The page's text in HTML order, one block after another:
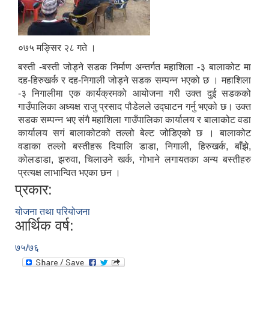
०७५ मङ्सिर २८ गते ।
बस्ती -बस्ती जोड्ने सडक निर्माण अन्तर्गत महाशिला -३ बालाकोट मा
दह-हिरुखर्क र दह-निगाली जोड्ने सडक सम्पन्‍न भएको छ । महाशिला
-३ निगालीमा एक कार्यक्रमको आयोजना गरी उक्त दुई सडकको
गाउँपालिका अध्यक्ष राजु प्रसाद पौडेलले उद्घाटन गर्नु भएको छ। उक्त
सडक सम्पन्‍न भए संगै महाशिला गाउँपालिका कार्यालय र बालाकोट वडा
कार्यालय सगं बालाकोटको तल्लो बेल्ट जोडिएको छ । बालाकोट
वडाका तल्लो बस्तीहरू दियालि डाडा, निगाली, हिरुखर्क, बाँझे,
कोलडाडा, झरुवा, चिलाउने खर्क, गोभाने लगायतका अन्य बस्तीहरु
प्रत्यक्ष लाभान्वित भएका छन ।
प्रकार:
योजना तथा परियोजना
आर्थिक वर्ष:
७५/७६